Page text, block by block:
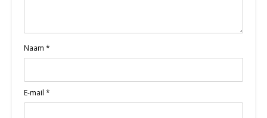
Naam *
E-mail *